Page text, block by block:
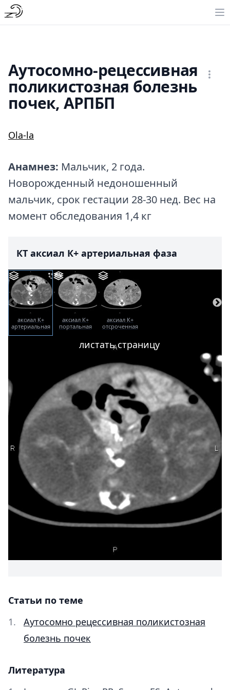
Аутосомно-рецессивная
поликистозная болезнь
почек, АРПБП
Ola-la
Анамнез: Мальчик, 2 года.
Новорожденный недоношенный
мальчик, срок гестации 28-30 нед. Вес на
момент обследования 1,4 кг
КТ аксиал К+ артериальная фаза
аксиал К+
артериальная
аксиал К+
портальная
аксиал К+
отсроченная
листать страницу
Статьи по теме
Аутосомно рецессивная поликистозная
болезнь почек
Литература